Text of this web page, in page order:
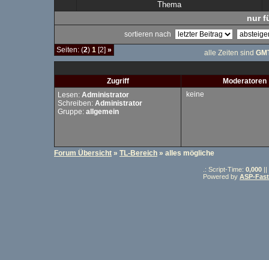
Thema
nur
sortieren nach
Seiten: (2) 1 [2] » alle Zeiten sind
Zugriff
Moderatoren
Lesen: Administrator
Schreiben: Administrator
Gruppe: allgemein
keine
Forum Übersicht » TL-Bereich » alles mögliche
.: Script-Time: 0,000 ||
Powered by ASP-